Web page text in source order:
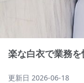
楽な白衣で業務
更新日 2026-06-18